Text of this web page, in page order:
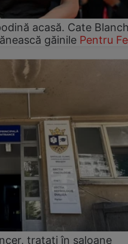
acasă. Cate
găinile Pentru
tratați în saloane